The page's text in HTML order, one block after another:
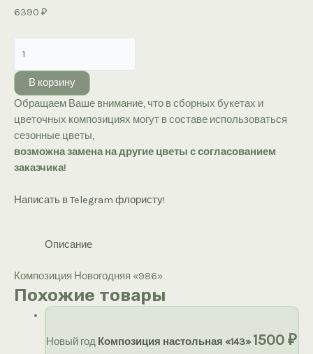
6390 ₽
товара
Композиция
Новогодняя
«986»
В корзину
Обращаем Ваше внимание, что в сборных букетах и
цветочных композициях могут в составе использоваться
сезонные цветы,
возможна замена на другие цветы с согласованием
заказчика!
Написать в Telegram флористу!
Описание
Композиция Новогодняя «986»
Похожие товары
Новый год Композиция настольная «143» 1500₽